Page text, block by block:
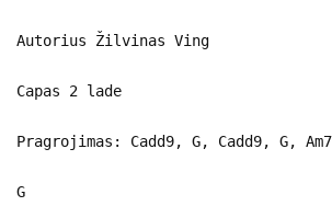
Autorius Žilvinas Ving
Capas 2 lade
Pragrojimas: Cadd9, G, Cadd9, G,
G